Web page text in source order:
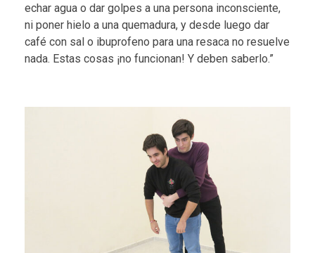
echar agua o dar golpes a una persona inconsciente,
ni poner hielo a una quemadura, y desde luego dar
café con sal o ibuprofeno para una resaca no resuelve
nada. Estas cosas ¡no funcionan! Y deben saberlo.”